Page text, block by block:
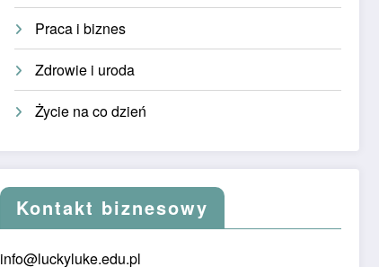
Praca i biznes
Zdrowie i uroda
Życie na co dzień
Kontakt biznesowy
info@luckyluke.edu.pl